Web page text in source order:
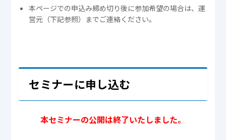
本ページでの申込み締め切り後に参加希望の場合は、運
営元（下記参照）までご連絡ください。
セミナーに申し込む
本セミナーの公開は終了いたしました。